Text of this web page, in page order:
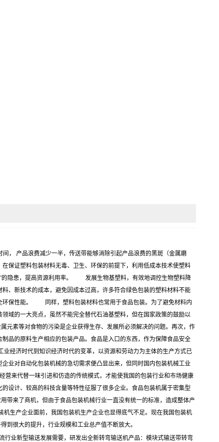
， 产品浪费减少一半，传送带能够消除引起产品浪费的黑斑（金属磨
保证塑料包装材料无毒、卫生、环保的前提下，利用低成本技术使塑料
的隐患，提高资源利用率。 发展生物基塑料，有效地调控生物塑料降
新技术的成本，避免因成本过高，许多符合绿色包装的塑料材料不能
环保性能。 同样，塑料包装材料也常用于食品包装。为了避免材料内
的一大亮点，虽然不能完全替代石油基塑料，但在国家政策的鼓励以
元素等对食物的污染是企业获得生存、发展所必须解决的问题。再次，作
的原料生产相应的包装产品。食品是入口的东西，作为保障食品安全
经济时代到知识经济时代的变革，以资源和劳动力为主体的生产方式已
业对自动化包装机械的急切需求便凸显出来，但同时国内包装机械工业
来代替一味引进和仿造的传统模式，才能使我国的包装行业和市场健康
计、较高的科技含量等特性征服了很多企业。食品包装机属于密集型
带来了商机，但由于食品包装机械行业一直没有统一的标准，造成整体产
生产企业面前，我国包装机生产企业也显得底气不足。现在我国包装机
到很大的提升，行业规模和工业总产值不断放大。
业新型输送发展需要，研发出全新转弯输送机产品：模块式输送带转弯